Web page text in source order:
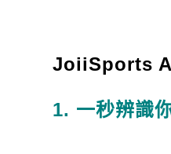
JoiiSports
1. 一秒辨識